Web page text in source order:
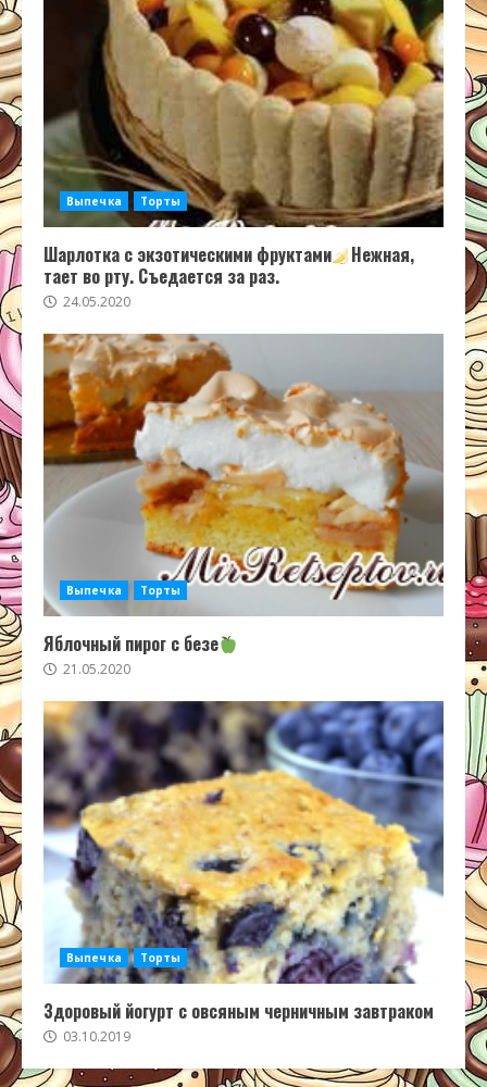
Выпечка Торты
Шарлотка с экзотическими фруктами
Нежная,
тает во рту. Съедается за раз.
24.05.2020
Выпечка Торты
Яблочный пирог с безе
21.05.2020
Выпечка Торты
Здоровый йогурт с овсяным черничным завтраком
03.10.2019